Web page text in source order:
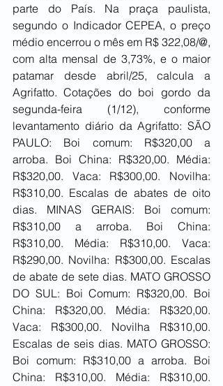
parte do País. Na praça paulista,
segundo o Indicador CEPEA, o preço
médio encerrou o mês em R$ 322,08/@,
com alta mensal de 3,73%, e o maior
patamar desde abril/25, calcula a
Agrifatto. Cotações do boi gordo da
segunda-feira (1/12), conforme
levantamento diário da Agrifatto: SÃO
PAULO: Boi comum: R$320,00 a
arroba. Boi China: R$320,00. Média:
R$320,00. Vaca: R$300,00. Novilha:
R$310,00. Escalas de abates de oito
dias. MINAS GERAIS: Boi comum:
R$310,00 a arroba. Boi China:
R$310,00. Média: R$310,00. Vaca:
R$290,00. Novilha: R$300,00. Escalas
de abate de sete dias. MATO GROSSO
DO SUL: Boi Comum: R$320,00. Boi
China: R$320,00. Média: R$320,00.
Vaca: R$300,00. Novilha R$310,00.
Escalas de seis dias. MATO GROSSO:
Boi comum: R$310,00 a arroba. Boi
China: R$310,00. Média: R$310,00.